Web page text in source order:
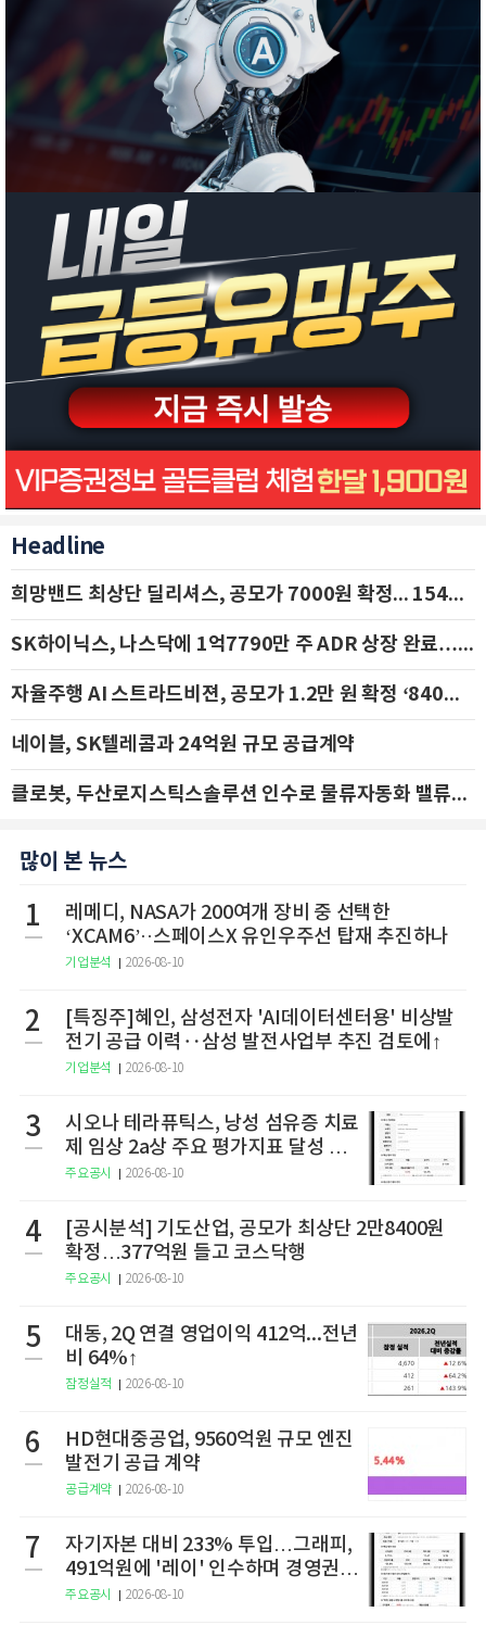
Headline
희망밴드 최상단 딜리셔스, 공모가 7000원 확정... 154억 규모 IPO 돌입
SK하이닉스, 나스닥에 1억7790만 주 ADR 상장 완료…29일 국내 추가 상장
자율주행 AI 스트라드비젼, 공모가 1.2만 원 확정 ‘840억 수혈’
네이블, SK텔레콤과 24억원 규모 공급계약
클로봇, 두산로지스틱스솔루션 인수로 물류자동화 밸류체인 확장 추진 - IBK투자증권
많이 본 뉴스
1
레메디, NASA가 200여개 장비 중 선택한
‘XCAM6’··스페이스X 유인우주선 탑재 추진하나
기업분석 2026-08-10
2
[특징주]혜인, 삼성전자 'AI데이터센터용' 비상발
전기 공급 이력‥삼성 발전사업부 추진 검토에↑
기업분석 2026-08-10
3
시오나 테라퓨틱스, 낭성 섬유증 치료
제 임상 2a상 주요 평가지표 달성 실
패
주요공시 2026-08-10
4
[공시분석] 기도산업, 공모가 최상단 2만8400원
확정…377억원 들고 코스닥행
주요공시 2026-08-10
5
대동, 2Q 연결 영업이익 412억...전년
비 64%↑
잠정실적 2026-08-10
6
HD현대중공업, 9560억원 규모 엔진
발전기 공급 계약
공급계약 2026-08-10
7
자기자본 대비 233% 투입…그래피,
491억원에 '레이' 인수하며 경영권
확보
주요공시 2026-08-10